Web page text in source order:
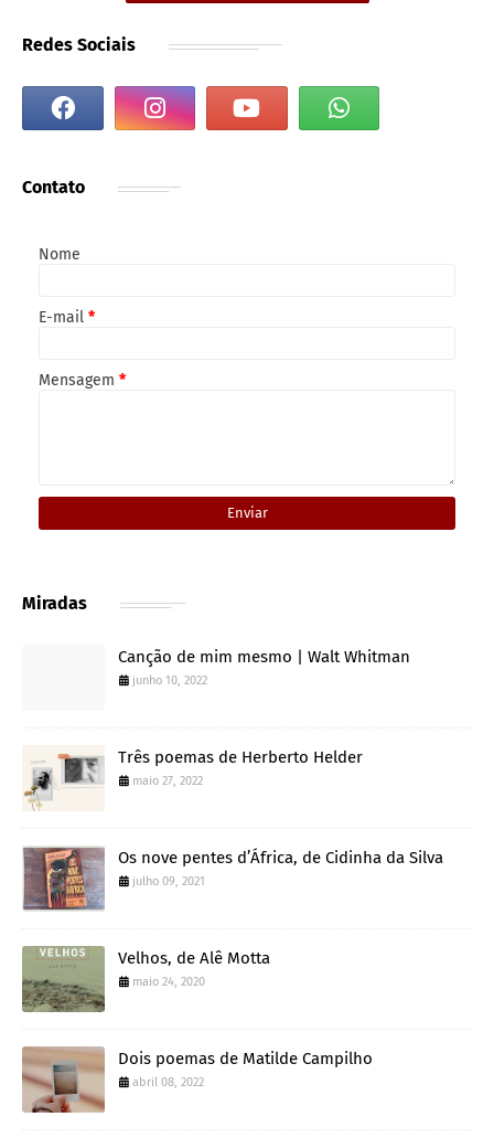
Redes Sociais
Contato
Nome
E-mail *
Mensagem *
Miradas
Canção de mim mesmo | Walt Whitman
junho 10, 2022
Três poemas de Herberto Helder
maio 27, 2022
Os nove pentes d’África, de Cidinha da Silva
julho 09, 2021
Velhos, de Alê Motta
maio 24, 2020
Dois poemas de Matilde Campilho
abril 08, 2022